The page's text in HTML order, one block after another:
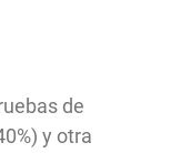
de
y otra